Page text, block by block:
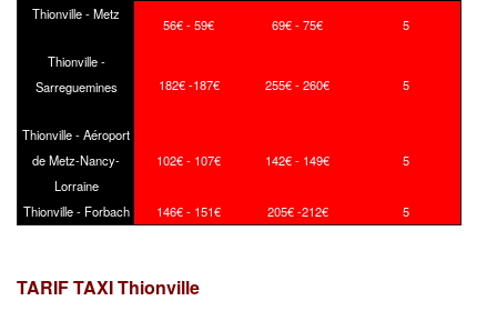
Thionville - Metz
56€ - 59€ 69€ - 75€ 5
Thionville -
Sarreguemines
182€ -187€ 255€ - 260€ 5
Thionville - Aéroport
de Metz-Nancy-
Lorraine
102€ - 107€ 142€ - 149€ 5
Thionville - Forbach 146€ - 151€ 205€ -212€ 5
TARIF TAXI Thionville